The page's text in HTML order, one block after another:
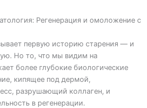
Регенерация и омоложение с
первую историю старения — и
Но то, что мы видим на
более глубокие биологические
кипящее под дермой,
разрушающий коллаген, и
в регенерации.